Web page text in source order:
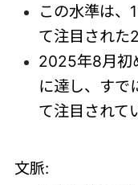
この水準は、
て注目された
2025年8月初
に達し、すで
て注目されて
文脈: